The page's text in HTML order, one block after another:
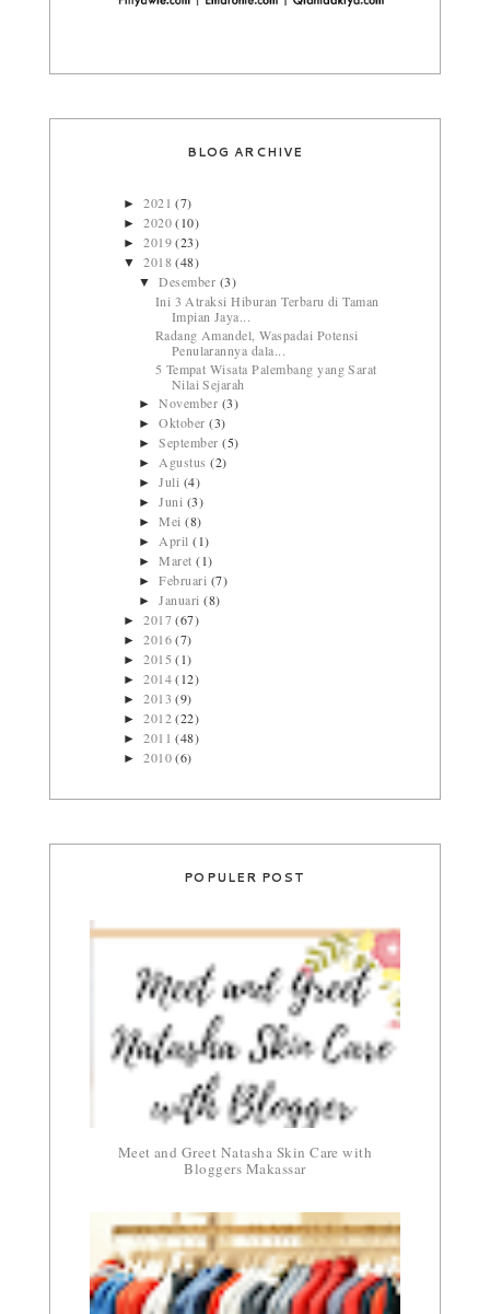
BLOG ARCHIVE
►2021(7)
►2020(10)
►2019(23)
▼2018(48)
▼Desember (3)
Ini 3 Atraksi Hiburan Terbaru di Taman
Impian Jaya...
Radang Amandel, Waspadai Potensi
Penularannya dala...
5 Tempat Wisata Palembang yang Sarat
Nilai Sejarah
►November (3)
►Oktober(3)
►September(5)
►Agustus(2)
►Juli (4)
►Juni (3)
►Mei(8)
►April(1)
►Maret(1)
►Februari (7)
►Januari(8)
►2017(67)
►2016(7)
►2015(1)
►2014(12)
►2013(9)
►2012(22)
►2011(48)
►2010(6)
POPULER POST
Meet and Greet Natasha Skin Care with
Bloggers Makassar